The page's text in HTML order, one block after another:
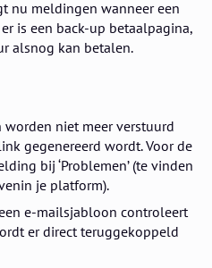
nu meldingen wanneer een
is een back-up betaalpagina,
alsnog kan betalen.
niet meer verstuurd
gegenereerd wordt. Voor de
bij ‘Problemen’ (te vinden
je platform).
e-mailsjabloon controleert
er direct teruggekoppeld